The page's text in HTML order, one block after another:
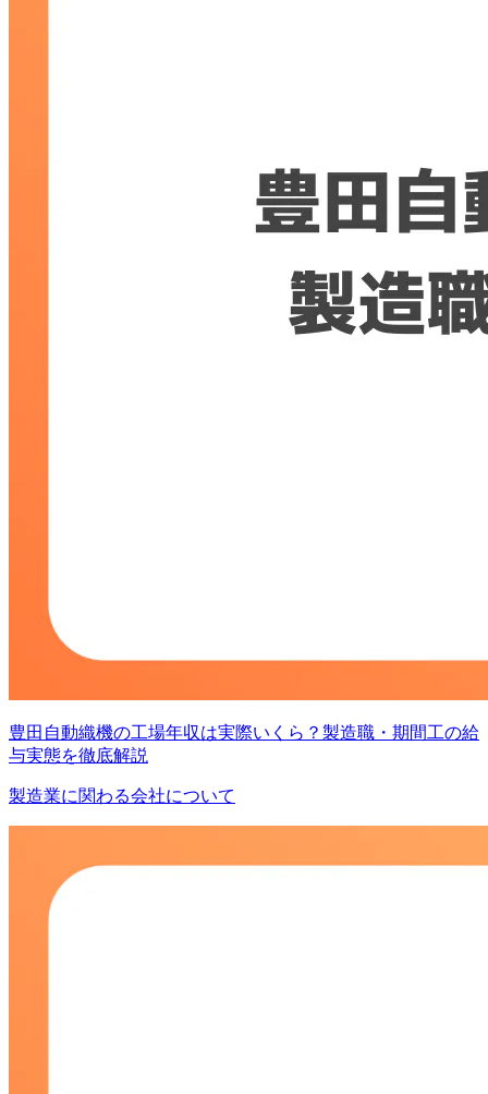
豊田自動織機の工場年収は実際いくら？製造職・期間工の給
与実態を徹底解説
製造業に関わる会社について